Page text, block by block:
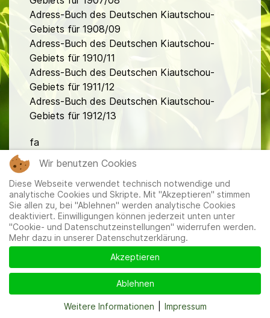
Adress-Buch des Deutschen Kiautschou-
Gebiets für 1908/09
Adress-Buch des Deutschen Kiautschou-
Gebiets für 1910/11
Adress-Buch des Deutschen Kiautschou-
Gebiets für 1911/12
Adress-Buch des Deutschen Kiautschou-
Gebiets für 1912/13
fa
Mitglieder|Impressum|Datenschutzerklärung|Cookie-
und Datenschutzeinstellungen
Wir benutzen Cookies
Diese Webseite verwendet technisch notwendige und
analytische Cookies und Skripte. Mit "Akzeptieren" stimmen
Sie allen zu, bei "Ablehnen" werden analytische Cookies
deaktiviert. Einwilligungen können jederzeit unten unter
"Cookie- und Datenschutzeinstellungen" widerrufen werden.
Mehr dazu in unserer Datenschutzerklärung.
Akzeptieren
Ablehnen
Weitere Informationen Impressum